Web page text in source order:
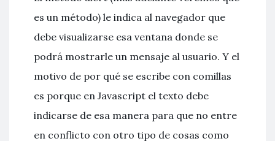
es un método) le indica al navegador que
debe visualizarse esa ventana donde se
podrá mostrarle un mensaje al usuario. Y el
motivo de por qué se escribe con comillas
es porque en Javascript el texto debe
indicarse de esa manera para que no entre
en conflicto con otro tipo de cosas como